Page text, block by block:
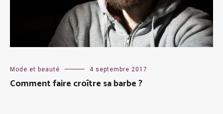
Mode et beauté 4 septembre 2017
Comment faire croître sa barbe ?